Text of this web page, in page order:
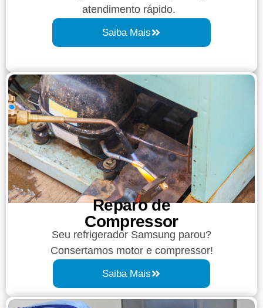
atendimento rápido.
Saiba Mais
Reparo de
Compressor​
Seu refrigerador Samsung parou?
Consertamos motor e compressor!
Saiba Mais